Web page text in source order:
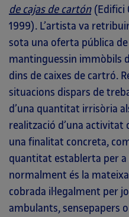
de cajas de cartón(Edifici
1999). L’artista va
sota una oferta pública
mantinguessin immòbils
dins de caixes de cartró.
situacions dispars de
d’una quantitat irrisòria
realització d’una
una finalitat concreta,
quantitat establerta per a
normalment és la
cobrada il·legalment per
ambulants, sensepapers